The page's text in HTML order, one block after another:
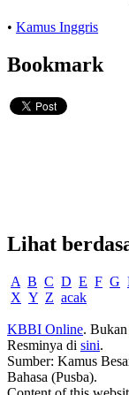
• Kamus Inggris
Bookmark
Lihat
A B C D E F G
X Y Z acak
KBBI Online. Bukan
Resminya di sini.
Sumber: Kamus
Bahasa (Pusba).